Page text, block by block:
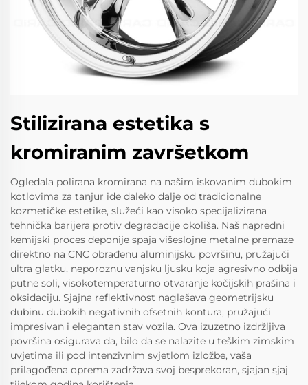
Stilizirana estetika s
kromiranim završetkom
Ogledala polirana kromirana na našim iskovanim dubokim
kotlovima za tanjur ide daleko dalje od tradicionalne
kozmetičke estetike, služeći kao visoko specijalizirana
tehnička barijera protiv degradacije okoliša. Naš napredni
kemijski proces deponije spaja višeslojne metalne premaze
direktno na CNC obrađenu aluminijsku površinu, pružajući
ultra glatku, neporoznu vanjsku ljusku koja agresivno odbija
putne soli, visokotemperaturno otvaranje kočijskih prašina i
oksidaciju. Sjajna reflektivnost naglašava geometrijsku
dubinu dubokih negativnih ofsetnih kontura, pružajući
impresivan i elegantan stav vozila. Ova izuzetno izdržljiva
površina osigurava da, bilo da se nalazite u teškim zimskim
uvjetima ili pod intenzivnim svjetlom izložbe, vaša
prilagođena oprema zadržava svoj besprekoran, sjajan sjaj